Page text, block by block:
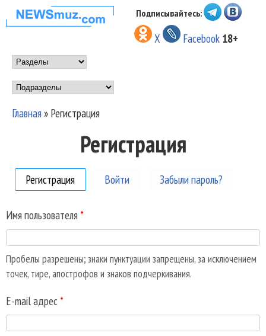
Перейти к основному
содержанию
НОВОСТИ
МУЗЫКИ И
ШОУ БИЗНЕСА
NEWSMUZ.COM
Подписывайтесь:
X Facebook 18+
Main menu
Подразделы
Главная» Регистрация
Регистрация
Регистрация (активная вкладка)
Войти Забыли пароль?
Имя пользователя *
Пробелы разрешены; знаки пунктуации запрещены, за исключением
точек, тире, апострофов и знаков подчеркивания.
E-mail адрес *